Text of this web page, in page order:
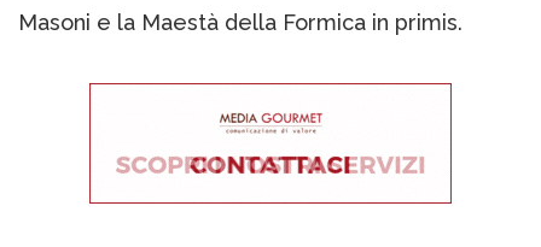
Masoni e la Maestà della Formica in primis.